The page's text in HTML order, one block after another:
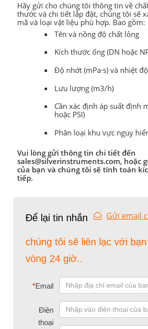
Hãy gửi cho chúng tôi thông tin về
thước và chi tiết lắp đặt, chúng tôi sẽ
mã và loại vật liệu phù hợp. Bao gồm:
Tên và nồng độ chất lỏng
Kích thước ống (DN hoặc
Độ nhớt (mPa·s) và nhiệt độ
Lưu lượng (m3/h)
Cần xác định áp suất định
hoặc PSI)
Phân loại khu vực nguy
Vui lòng gửi thông tin chi tiết đến
sales@silverinstruments.com, hoặc
của bạn và chúng tôi sẽ tính toán
tiếp.
Để lại tin nhắn Gửi email
chúng tôi sẽ liên lạc với
vòng 24 giờ..
*Email
Điện
thoại